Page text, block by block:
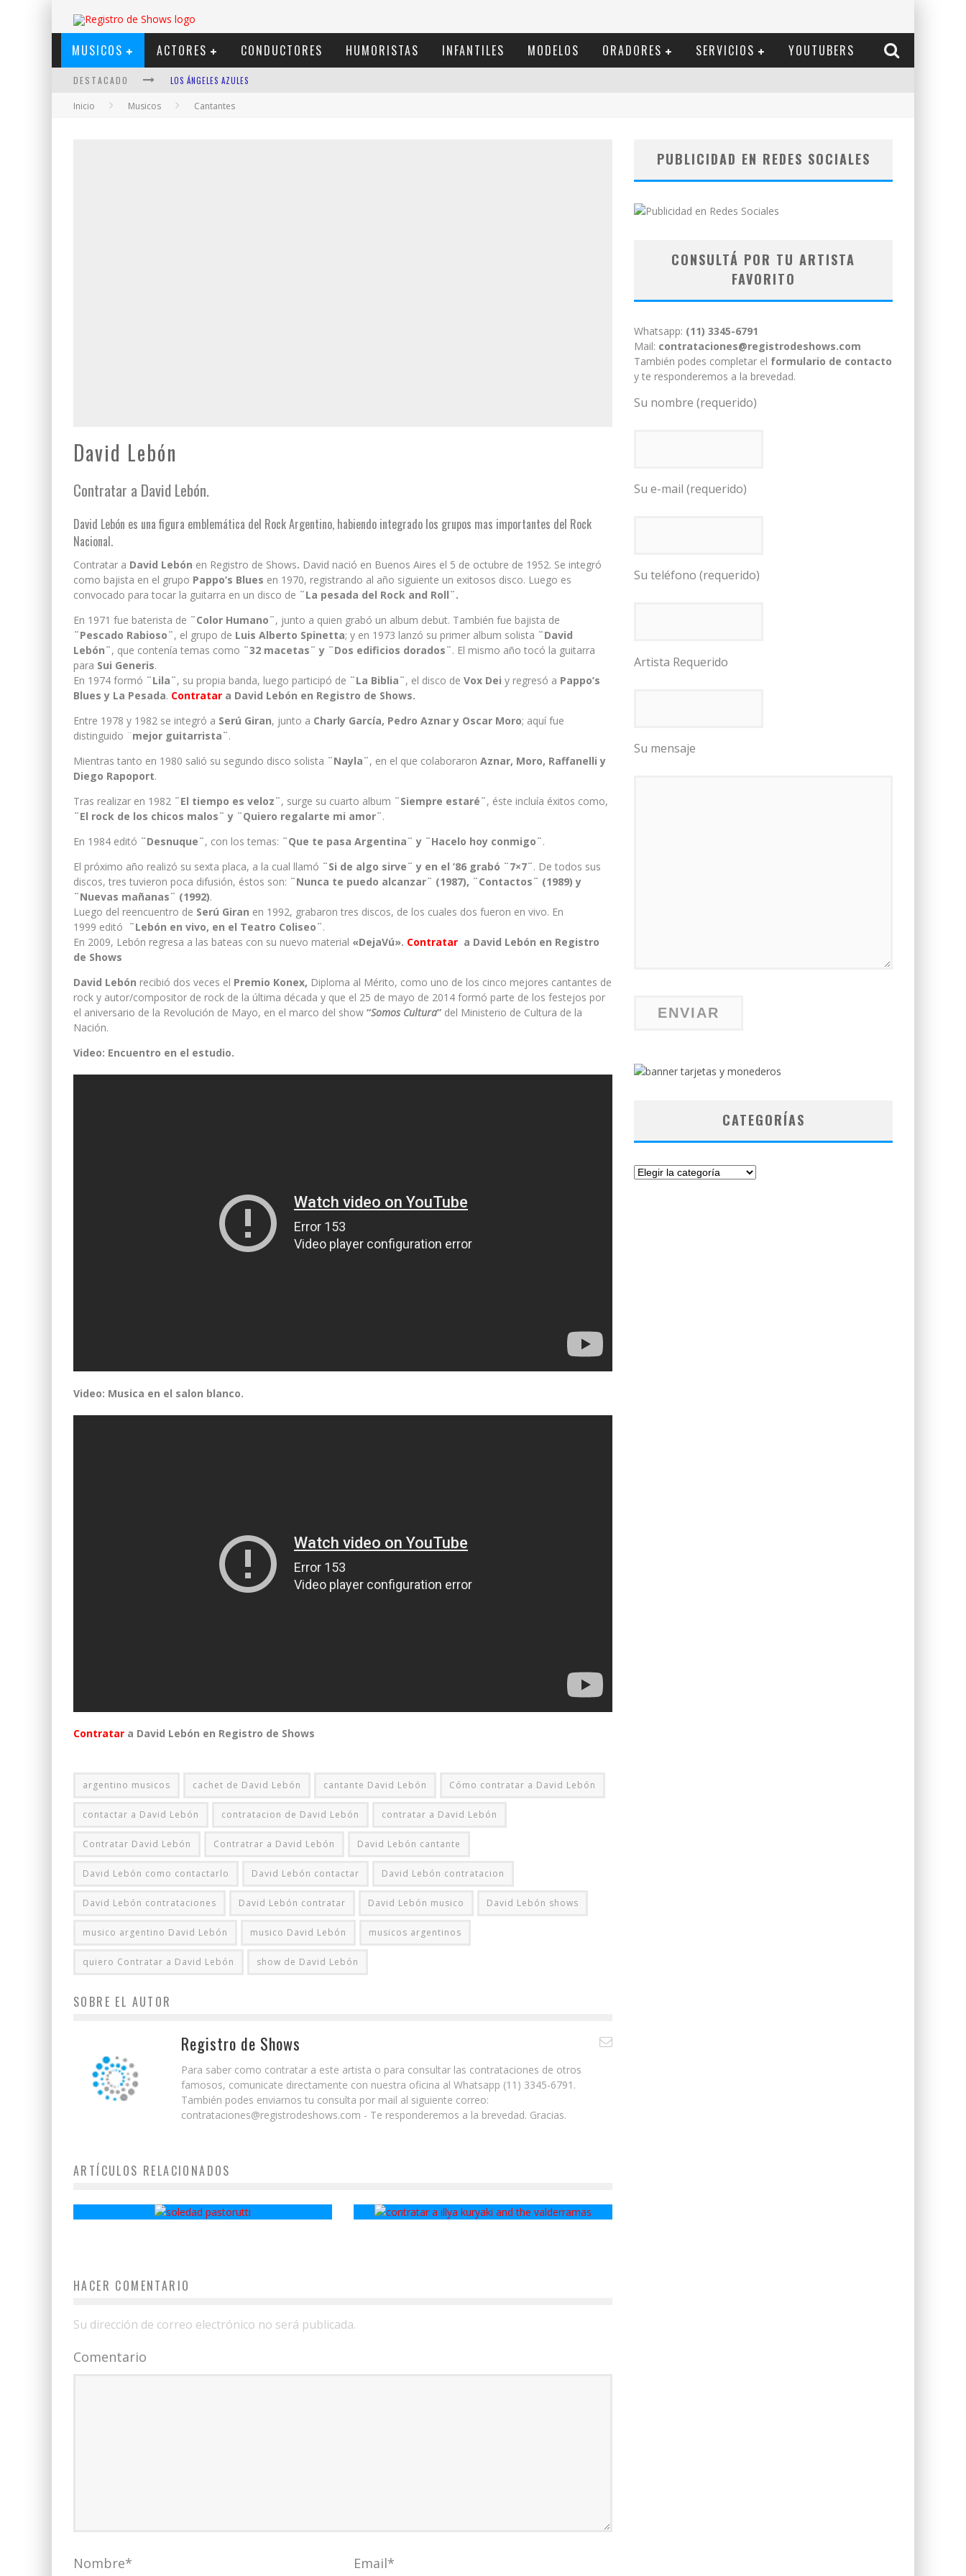
MUSICOS ACTORES CONDUCTORES HUMORISTAS INFANTILES MODELOS ORADORES SERVICIOS YOUTUBERS
DESTACADO LOS ÁNGELES AZULES
SHOWS VIA STREAMING
Inicio Musicos Cantantes
David Lebón
Contratar a David Lebón.
David Lebón es una figura emblemática del Rock Argentino, habiendo integrado los grupos mas importantes del Rock
Nacional.
Contratar a David Lebón en Registro de Shows. David nació en Buenos Aires el 5 de octubre de 1952. Se integró
como bajista en el grupo Pappo’s Blues en 1970, registrando al año siguiente un exitosos disco. Luego es
convocado para tocar la guitarra en un disco de ¨La pesada del Rock and Roll¨.
En 1971 fue baterista de ¨Color Humano¨, junto a quien grabó un album debut. También fue bajista de
¨Pescado Rabioso¨, el grupo de Luis Alberto Spinetta; y en 1973 lanzó su primer album solista ¨David
Lebón¨, que contenía temas como ¨32 macetas¨ y ¨Dos edificios dorados¨. El mismo año tocó la guitarra
para Sui Generis.
En 1974 formó ¨Lila¨, su propia banda, luego participó de ¨La Biblia¨, el disco de Vox Dei y regresó a Pappo’s
Blues y La Pesada. Contratar a David Lebón en Registro de Shows.
Entre 1978 y 1982 se integró a Serú Giran, junto a Charly García, Pedro Aznar y Oscar Moro; aquí fue
distinguido ¨mejor guitarrista¨.
Mientras tanto en 1980 salió su segundo disco solista ¨Nayla¨, en el que colaboraron Aznar, Moro, Raffanelli y
Diego Rapoport.
Tras realizar en 1982 ¨El tiempo es veloz¨, surge su cuarto album ¨Siempre estaré¨, éste incluía éxitos como,
¨El rock de los chicos malos¨ y ¨Quiero regalarte mi amor¨.
En 1984 editó ¨Desnuque¨, con los temas: ¨Que te pasa Argentina¨ y ¨Hacelo hoy conmigo¨.
El próximo año realizó su sexta placa, a la cual llamó ¨Si de algo sirve¨ y en el ’86 grabó ¨7×7¨. De todos sus
discos, tres tuvieron poca difusión, éstos son: ¨Nunca te puedo alcanzar¨ (1987), ¨Contactos¨ (1989) y
¨Nuevas mañanas¨ (1992).
Luego del reencuentro de Serú Giran en 1992, grabaron tres discos, de los cuales dos fueron en vivo. En
1999 editó ¨Lebón en vivo, en el Teatro Coliseo¨.
En 2009, Lebón regresa a las bateas con su nuevo material «DejaVú». Contratar a David Lebón en Registro
de Shows
David Lebón recibió dos veces el Premio Konex, Diploma al Mérito, como uno de los cinco mejores cantantes de
rock y autor/compositor de rock de la última década y que el 25 de mayo de 2014 formó parte de los festejos por
el aniversario de la Revolución de Mayo, en el marco del show “Somos Cultura” del Ministerio de Cultura de la
Nación.
Video: Encuentro en el estudio.
Video: Musica en el salon blanco.
Contratar a David Lebón en Registro de Shows
argentino musicos cachet de David Lebón cantante David Lebón Cómo contratar a David Lebón
contactar a David Lebón contratacion de David Lebón contratar a David Lebón
Contratar David Lebón Contratrar a David Lebón David Lebón cantante
David Lebón como contactarlo David Lebón contactar David Lebón contratacion
David Lebón contrataciones David Lebón contratar David Lebón musico David Lebón shows
musico argentino David Lebón musico David Lebón musicos argentinos
quiero Contratar a David Lebón show de David Lebón
SOBRE EL AUTOR
Registro de Shows
Para saber como contratar a este artista o para consultar las contrataciones de otros
famosos, comunicate directamente con nuestra oficina al Whatsapp (11) 3345-6791.
También podes enviarnos tu consulta por mail al siguiente correo:
contrataciones@registrodeshows.com - Te responderemos a la brevedad. Gracias.
ARTÍCULOS RELACIONADOS
HACER COMENTARIO
Su dirección de correo electrónico no será publicada.
Comentario
Nombre* Email*
PUBLICIDAD EN REDES SOCIALES
CONSULTÁ POR TU ARTISTA
FAVORITO
Whatsapp: (11) 3345-6791
Mail: contrataciones@registrodeshows.com
También podes completar el formulario de contacto
y te responderemos a la brevedad.
Su nombre (requerido)
Su e-mail (requerido)
Su teléfono (requerido)
Artista Requerido
Su mensaje
CATEGORÍAS
Categorías